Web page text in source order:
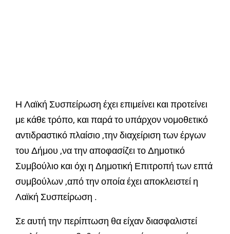
Η Λαϊκή Συσπείρωση έχει επιμείνει και προτείνει
με κάθε τρόπο, και παρά το υπάρχον νομοθετικό
αντιδραστικό πλαίσιο ,την διαχείριση των έργων
του Δήμου ,να την αποφασίζει το Δημοτικό
Συμβούλιο και όχι η Δημοτική Επιτροπή των επτά
συμβούλων ,από την οποία έχει αποκλειστεί η
Λαϊκή Συσπείρωση .
Σε αυτή την περίπτωση θα είχαν διασφαλιστεί